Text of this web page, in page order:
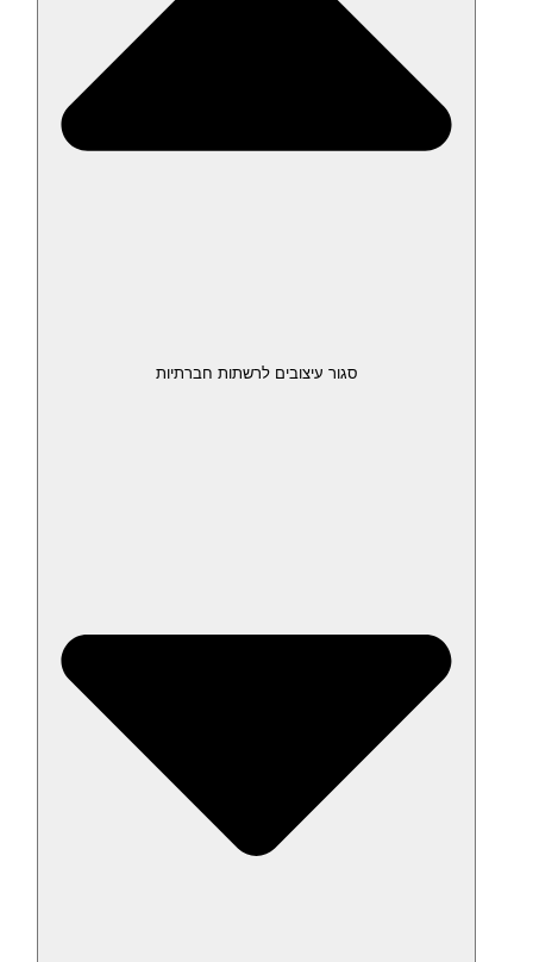
סגור עיצובים לרשתות חברתיות